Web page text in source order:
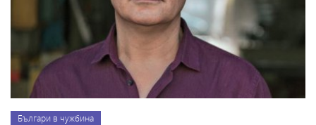
Българи в чужбина